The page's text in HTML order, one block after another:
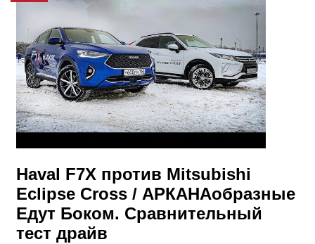
Haval F7X против Mitsubishi
Eclipse Cross / АРКАНАобразные
Едут Боком. Сравнительный
тест драйв